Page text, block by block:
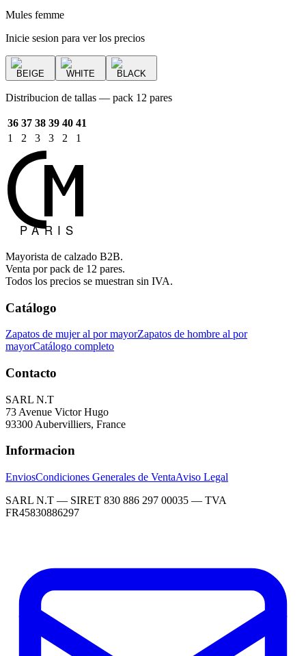
Mules femme
Inicie sesion para ver los precios
BEIGE WHITE BLACK
Distribucion de tallas — pack 12 pares
36 37 38 39 40 41
1
2 3 3 2 1
Mayorista de calzado B2B.
Venta por pack de 12 pares.
Todos los precios se muestran sin IVA.
Catálogo
Zapatos de mujer al por mayorZapatos de hombre al por
mayorCatálogo completo
Contacto
SARL N.T
73 Avenue Victor Hugo
93300 Aubervilliers, France
Informacion
EnviosCondiciones Generales de VentaAviso Legal
SARL N.T — SIRET 830 886 297 00035 — TVA
FR45830886297